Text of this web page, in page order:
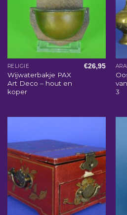
RELIGIE
Wijwaterbakje PAX
Art Deco – hout en
koper
€26,95
3